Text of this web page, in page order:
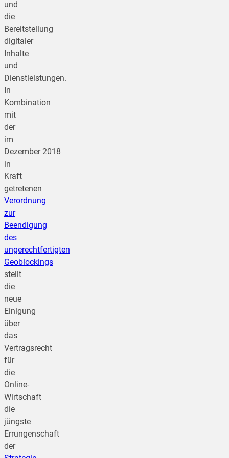
und
die
Bereitstellung
digitaler
Inhalte
und
Dienstleistungen.
In
Kombination
mit
der
im
Dezember 2018
in
Kraft
getretenen
Verordnung
zur
Beendigung
des
ungerechtfertigten
Geoblockings
stellt
die
neue
Einigung
über
das
Vertragsrecht
für
die
Online-
Wirtschaft
die
jüngste
Errungenschaft
der